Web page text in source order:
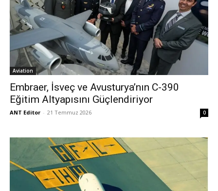
Aviation
Embraer, İsveç ve Avusturya’nın C-390
Eğitim Altyapısını Güçlendiriyor
ANT Editor - 21 Temmuz 2026 0